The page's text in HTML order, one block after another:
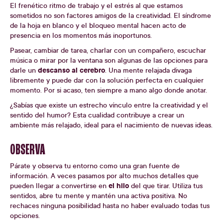
El frenético ritmo de trabajo y el estrés al que estamos
sometidos no son factores amigos de la creatividad. El síndrome
de la hoja en blanco y el bloqueo mental hacen acto de
presencia en los momentos más inoportunos.
Pasear, cambiar de tarea, charlar con un compañero, escuchar
música o mirar por la ventana son algunas de las opciones para
darle un descanso al cerebro. Una mente relajada divaga
libremente y puede dar con la solución perfecta en cualquier
momento. Por si acaso, ten siempre a mano algo donde anotar.
¿Sabías que existe un estrecho vínculo entre la creatividad y el
sentido del humor? Esta cualidad contribuye a crear un
ambiente más relajado, ideal para el nacimiento de nuevas ideas.
OBSERVA
Párate y observa tu entorno como una gran fuente de
información. A veces pasamos por alto muchos detalles que
pueden llegar a convertirse en el hilo del que tirar. Utiliza tus
sentidos, abre tu mente y mantén una activa positiva. No
rechaces ninguna posibilidad hasta no haber evaluado todas tus
opciones.